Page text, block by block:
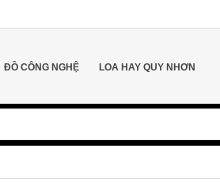
ĐỒ CÔNG NGHỆ LOA HAY QUY NHƠN